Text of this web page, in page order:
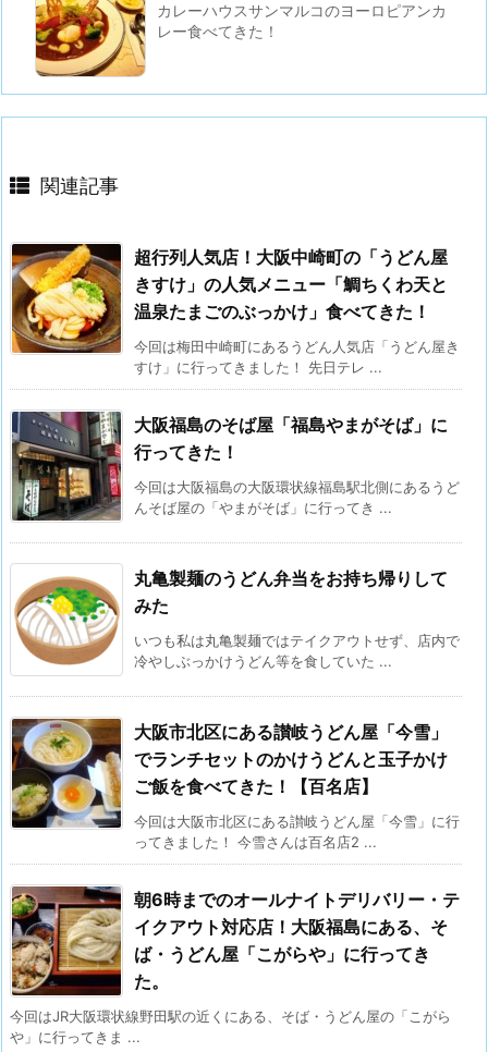
カレーハウスサンマルコのヨーロピアンカ
レー食べてきた！
関連記事
超行列人気店！大阪中崎町の「うどん屋
きすけ」の人気メニュー「鯛ちくわ天と
温泉たまごのぶっかけ」食べてきた！
今回は梅田中崎町にあるうどん人気店「うどん屋き
すけ」に行ってきました！ 先日テレ ...
大阪福島のそば屋「福島やまがそば」に
行ってきた！
今回は大阪福島の大阪環状線福島駅北側にあるうど
んそば屋の「やまがそば」に行ってき ...
丸亀製麺のうどん弁当をお持ち帰りして
みた
いつも私は丸亀製麺ではテイクアウトせず、店内で
冷やしぶっかけうどん等を食していた ...
大阪市北区にある讃岐うどん屋「今雪」
でランチセットのかけうどんと玉子かけ
ご飯を食べてきた！【百名店】
今回は大阪市北区にある讃岐うどん屋「今雪」に行
ってきました！ 今雪さんは百名店2 ...
朝6時までのオールナイトデリバリー・テ
イクアウト対応店！大阪福島にある、そ
ば・うどん屋「こがらや」に行ってき
た。
今回はJR大阪環状線野田駅の近くにある、そば・うどん屋の「こがら
や」に行ってきま ...